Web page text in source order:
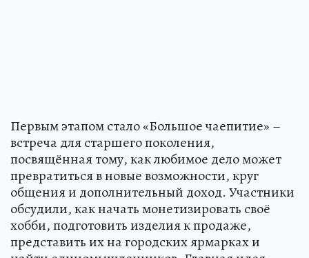
Первым этапом стало «Большое чаепитие» –
встреча для старшего поколения,
посвящённая тому, как любимое дело может
превратиться в новые возможности, круг
общения и дополнительный доход. Участники
обсудили, как начать монетизировать своё
хобби, подготовить изделия к продаже,
представить их на городских ярмарках и